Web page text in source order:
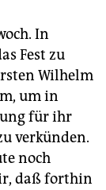
In
Fest zu
Wilhelm
um in
für ihr
verkünden.
noch
daß forthin